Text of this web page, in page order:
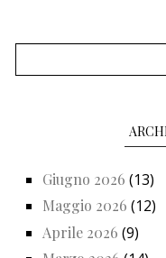
Giugno 2026 (13)
Maggio 2026 (12)
Aprile 2026 (9)